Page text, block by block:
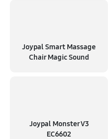
Замена
Ремонт
Joypal Smart Massage
Chair Magic Sound
Joypal Monster V3
EC6602